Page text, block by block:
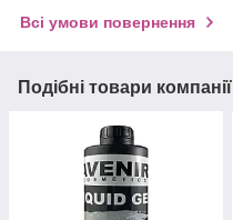
Всі умови повернення
Подібні товари компанії